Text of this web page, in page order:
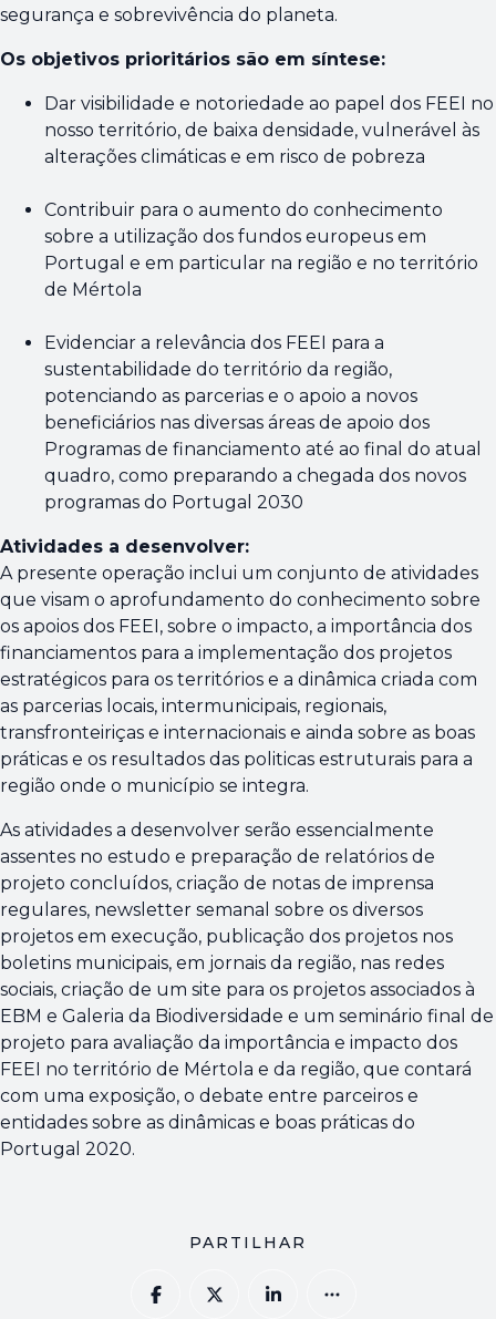
segurança e sobrevivência do planeta.
Os objetivos prioritários são em síntese:
Dar visibilidade e notoriedade ao papel dos FEEI no
nosso território, de baixa densidade, vulnerável às
alterações climáticas e em risco de pobreza
Contribuir para o aumento do conhecimento
sobre a utilização dos fundos europeus em
Portugal e em particular na região e no território
de Mértola
Evidenciar a relevância dos FEEI para a
sustentabilidade do território da região,
potenciando as parcerias e o apoio a novos
beneficiários nas diversas áreas de apoio dos
Programas de financiamento até ao final do atual
quadro, como preparando a chegada dos novos
programas do Portugal 2030
Atividades a desenvolver:
A presente operação inclui um conjunto de atividades
que visam o aprofundamento do conhecimento sobre
os apoios dos FEEI, sobre o impacto, a importância dos
financiamentos para a implementação dos projetos
estratégicos para os territórios e a dinâmica criada com
as parcerias locais, intermunicipais, regionais,
transfronteiriças e internacionais e ainda sobre as boas
práticas e os resultados das politicas estruturais para a
região onde o município se integra.
As atividades a desenvolver serão essencialmente
assentes no estudo e preparação de relatórios de
projeto concluídos, criação de notas de imprensa
regulares, newsletter semanal sobre os diversos
projetos em execução, publicação dos projetos nos
boletins municipais, em jornais da região, nas redes
sociais, criação de um site para os projetos associados à
EBM e Galeria da Biodiversidade e um seminário final de
projeto para avaliação da importância e impacto dos
FEEI no território de Mértola e da região, que contará
com uma exposição, o debate entre parceiros e
entidades sobre as dinâmicas e boas práticas do
Portugal 2020.
PARTILHAR